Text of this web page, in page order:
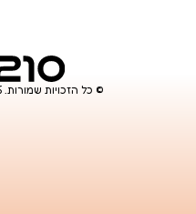
© כל הזכויות שמורות. 2026